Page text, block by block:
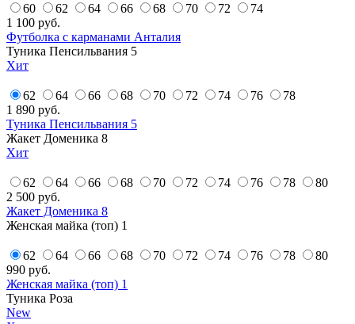
60 62 64 66 68 70 72
74
1 100 руб.
Футболка с карманами Анталия
Туника Пенсильвания 5
Хит
62 64 66 68 70 72 74 76
78
1 890 руб.
Туника Пенсильвания 5
Жакет Доменика 8
Хит
62 64 66 68 70 72 74 76 78
80
2 500 руб.
Жакет Доменика 8
Женская майка (топ) 1
62 64 66 68 70 72 74 76 78
80
990 руб.
Женская майка (топ) 1
Туника Роза
New